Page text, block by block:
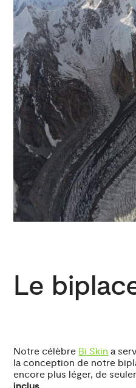
Le
Notre célèbre Bi Skin a
la conception de notre
encore plus léger, de